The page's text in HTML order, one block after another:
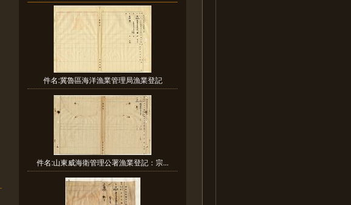
件名:冀魯區海洋漁業管理局漁業登記
件名:山東威海衛管理公署漁業登記：宗...